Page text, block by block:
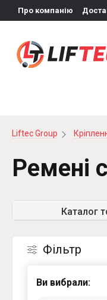
Про компанію
Liftec Group
Ремені
Каталог
Фільтр
Ви вибрали: